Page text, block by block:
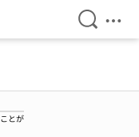
検索を
メ
とが